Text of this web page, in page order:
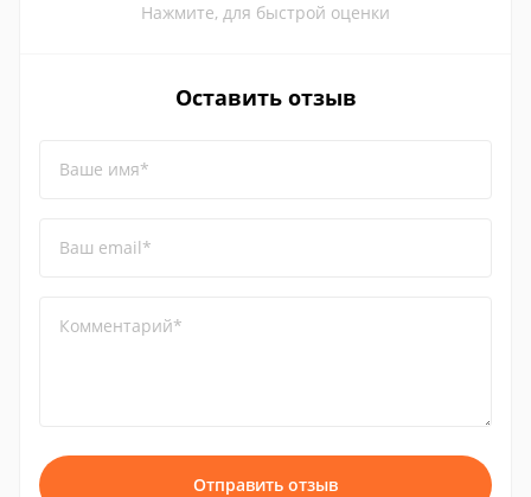
Нажмите, для быстрой оценки
Оставить отзыв
Ваше имя*
Ваш email*
Комментарий*
Отправить отзыв